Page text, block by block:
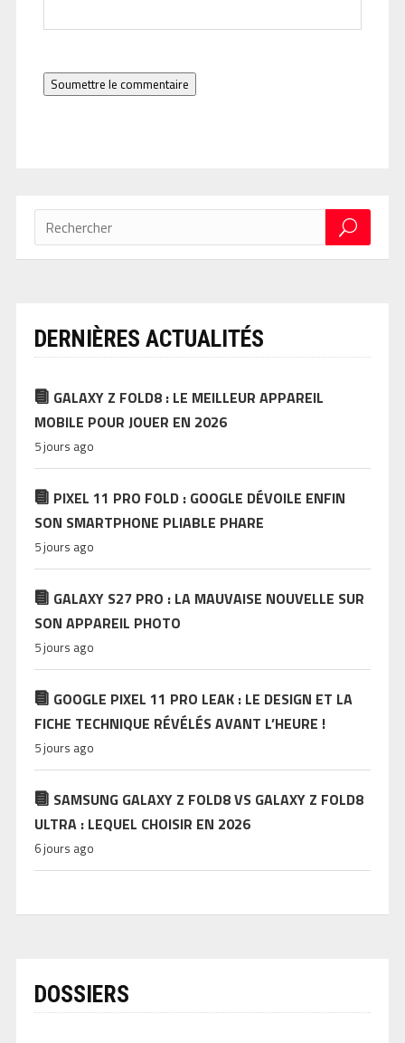
Soumettre le commentaire
DERNIÈRES ACTUALITÉS
GALAXY Z FOLD8 : LE MEILLEUR APPAREIL
MOBILE POUR JOUER EN 2026
5 jours ago
PIXEL 11 PRO FOLD : GOOGLE DÉVOILE ENFIN
SON SMARTPHONE PLIABLE PHARE
5 jours ago
GALAXY S27 PRO : LA MAUVAISE NOUVELLE SUR
SON APPAREIL PHOTO
5 jours ago
GOOGLE PIXEL 11 PRO LEAK : LE DESIGN ET LA
FICHE TECHNIQUE RÉVÉLÉS AVANT L’HEURE !
5 jours ago
SAMSUNG GALAXY Z FOLD8 VS GALAXY Z FOLD8
ULTRA : LEQUEL CHOISIR EN 2026
6 jours ago
DOSSIERS